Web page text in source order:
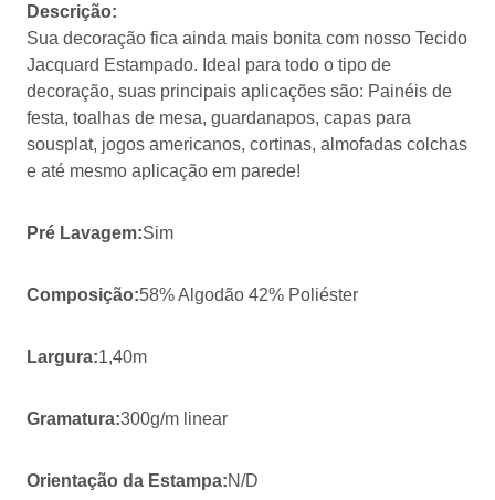
Descrição:
Sua decoração fica ainda mais bonita com nosso Tecido
Jacquard Estampado. Ideal para todo o tipo de
decoração, suas principais aplicações são: Painéis de
festa, toalhas de mesa, guardanapos, capas para
sousplat, jogos americanos, cortinas, almofadas colchas
e até mesmo aplicação em parede!
Pré Lavagem:Sim
Composição:58% Algodão 42% Poliéster
Largura:1,40m
Gramatura:300g/m linear
Orientação da Estampa:N/D